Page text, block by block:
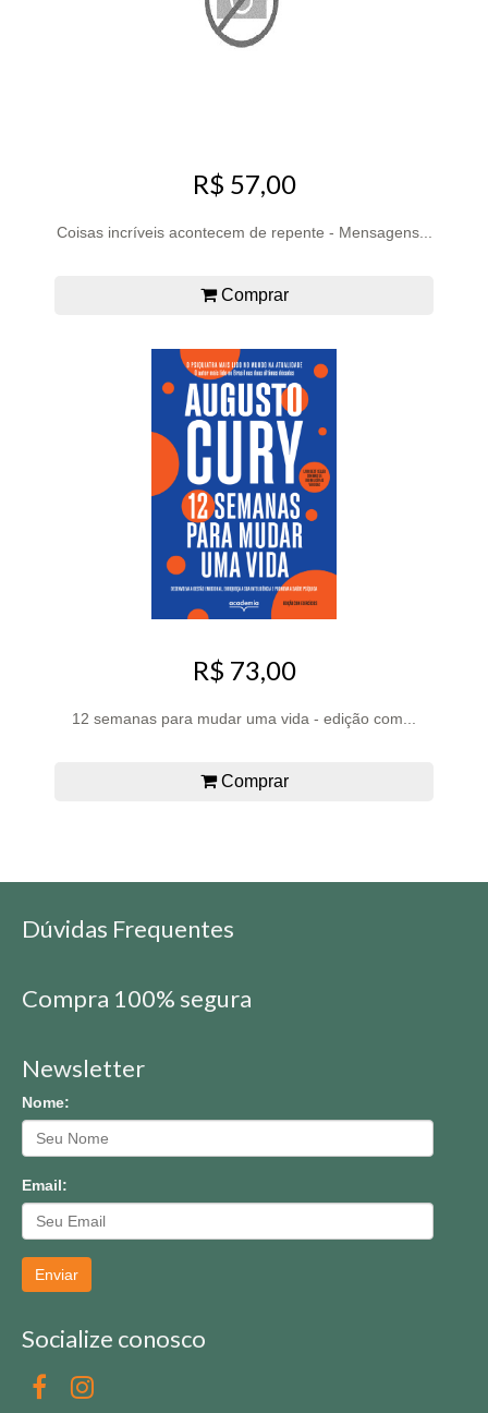
R$ 57,00
Coisas incríveis acontecem de repente - Mensagens...
Comprar
R$ 73,00
12 semanas para mudar uma vida - edição com...
Comprar
Dúvidas Frequentes
Compra 100% segura
Newsletter
Nome:
Email:
Enviar
Socialize conosco